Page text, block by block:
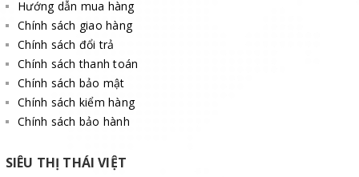
Hướng dẫn mua hàng
Chính sách giao hàng
Chính sách đổi trả
Chính sách thanh toán
Chính sách bảo mật
Chính sách kiểm hàng
Chính sách bảo hành
SIÊU THỊ THÁI VIỆT